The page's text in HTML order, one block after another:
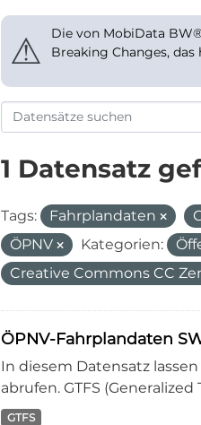
⚠
Die von MobiData
Breaking Changes,
1 Datensatz
Tags: Fahrplandaten
ÖPNV
Kategorien:
Creative Commons CC
ÖPNV-Fahrplandaten
In diesem Datensatz
abrufen. GTFS
GTFS